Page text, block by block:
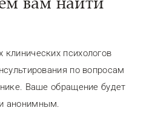
психологов
по вопросам
Ваше обращение будет
анонимным.